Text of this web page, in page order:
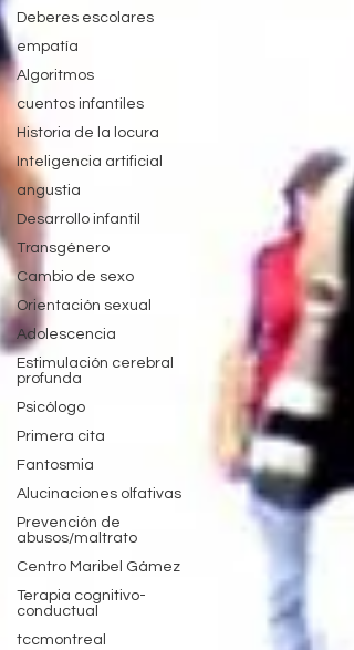
Deberes escolares
empatía
Algoritmos
cuentos infantiles
Historia de la locura
Inteligencia artificial
angustia
Desarrollo infantil
Transgénero
Cambio de sexo
Orientación sexual
Adolescencia
Estimulación cerebral
profunda
Psicólogo
Primera cita
Fantosmia
Alucinaciones olfativas
Prevención de
abusos/maltrato
Centro Maribel Gámez
Terapia cognitivo-
conductual
tccmontreal